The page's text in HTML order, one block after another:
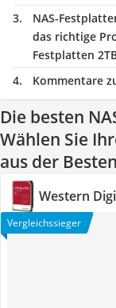
NAS-
das richtige
Festplatten
Kommentare
Die besten
Wählen Sie
aus der
Western
Vergleichssieger